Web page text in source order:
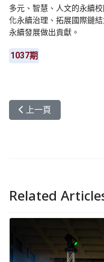
多元、智慧、人文的永續
化永續治理、拓展國際鏈
永續發展做出貢獻。
1037期
上一篇文章: 元智大學
上一頁
Related